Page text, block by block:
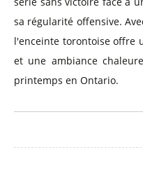
sa régularité offensive.
l'enceinte torontoise offre
et une ambiance
printemps en Ontario.